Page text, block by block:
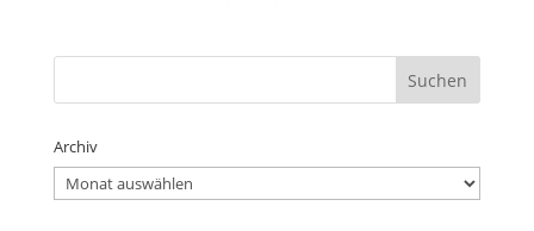
Archiv
Archiv